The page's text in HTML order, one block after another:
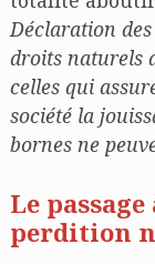
Déclaration
droits naturels
celles qui
société la
bornes ne
Le
perdition